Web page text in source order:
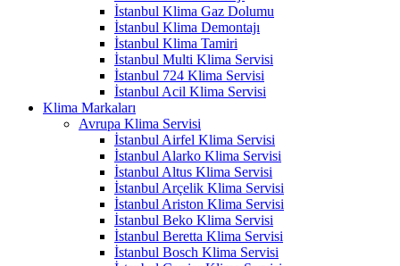
İstanbul Klima Gaz Dolumu
İstanbul Klima Demontajı
İstanbul Klima Tamiri
İstanbul Multi Klima Servisi
İstanbul 724 Klima Servisi
İstanbul Acil Klima Servisi
Klima Markaları
Avrupa Klima Servisi
İstanbul Airfel Klima Servisi
İstanbul Alarko Klima Servisi
İstanbul Altus Klima Servisi
İstanbul Arçelik Klima Servisi
İstanbul Ariston Klima Servisi
İstanbul Beko Klima Servisi
İstanbul Beretta Klima Servisi
İstanbul Bosch Klima Servisi